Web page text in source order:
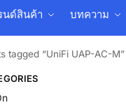
นด์สินค้า บทความ
tagged “UniFi UAP-AC-M”